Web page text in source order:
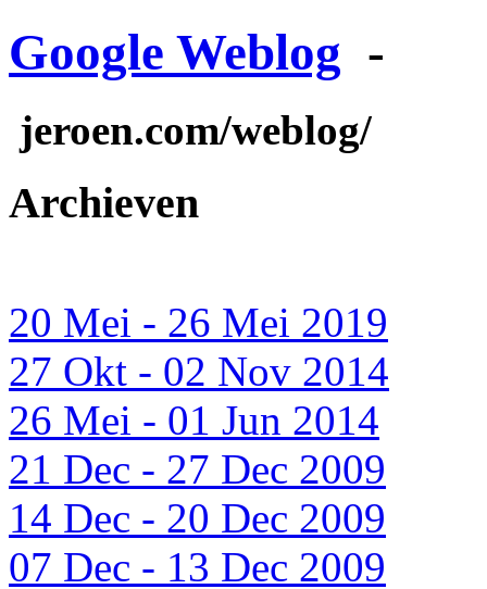
Google Weblog -
jeroen.com/weblog/
Archieven
20 Mei - 26 Mei 2019
27 Okt - 02 Nov 2014
26 Mei - 01 Jun 2014
21 Dec - 27 Dec 2009
14 Dec - 20 Dec 2009
07 Dec - 13 Dec 2009